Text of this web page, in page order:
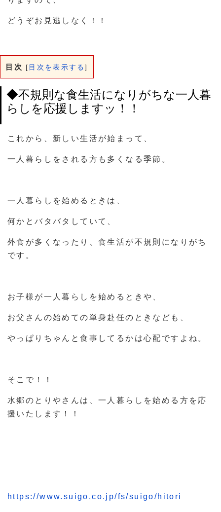
どうぞお見逃しなく！！
目次 [ 目次を表示する]
◆不規則な食生活になりがちな一人暮
らしを応援しますッ！！
これから、新しい生活が始まって、
一人暮らしをされる方も多くなる季節。
一人暮らしを始めるときは、
何かとバタバタしていて、
外食が多くなったり、食生活が不規則になりがち
です。
お子様が一人暮らしを始めるときや、
お父さんの始めての単身赴任のときなども、
やっぱりちゃんと食事してるかは心配ですよね。
そこで！！
水郷のとりやさんは、一人暮らしを始める方を応
援いたします！！
https://www.suigo.co.jp/fs/suigo/hitori